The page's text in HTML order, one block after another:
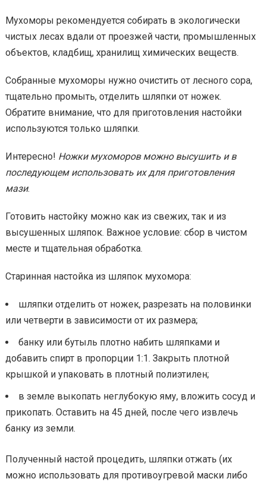
Мухоморы рекомендуется собирать в экологически
чистых лесах вдали от проезжей части, промышленных
объектов, кладбищ, хранилищ химических веществ.
Собранные мухоморы нужно очистить от лесного сора,
тщательно промыть, отделить шляпки от ножек.
Обратите внимание, что для приготовления настойки
используются только шляпки.
Интересно! Ножки мухоморов можно высушить и в
последующем использовать их для приготовления
мази.
Готовить настойку можно как из свежих, так и из
высушенных шляпок. Важное условие: сбор в чистом
месте и тщательная обработка.
Старинная настойка из шляпок мухомора:
шляпки отделить от ножек, разрезать на половинки
или четверти в зависимости от их размера;
банку или бутыль плотно набить шляпками и
добавить спирт в пропорции 1:1. Закрыть плотной
крышкой и упаковать в плотный полиэтилен;
в земле выкопать неглубокую яму, вложить сосуд и
прикопать. Оставить на 45 дней, после чего извлечь
банку из земли.
Полученный настой процедить, шляпки отжать (их
можно использовать для противоугревой маски либо